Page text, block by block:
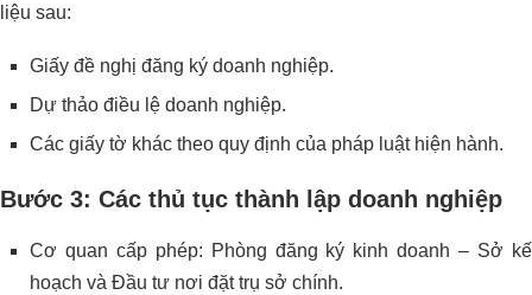
liệu sau:
Giấy đề nghị đăng ký doanh nghiệp.
Dự thảo điều lệ doanh nghiệp.
Các giấy tờ khác theo quy định của pháp luật hiện hành.
Bước 3: Các thủ tục thành lập doanh nghiệp
Cơ quan cấp phép: Phòng đăng ký kinh doanh – Sở kế
hoạch và Đầu tư nơi đặt trụ sở chính.